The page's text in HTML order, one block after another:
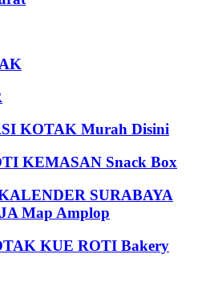
KOTAK Murah Disini
KEMASAN Snack Box
SURABAYA
Map Amplop
KUE ROTI Bakery